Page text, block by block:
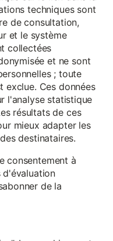
techniques sont
de consultation,
et le système
collectées
et ne sont
; toute
exclue. Ces données
l'analyse statistique
résultats de ces
mieux adapter les
destinataires.
consentement à
d'évaluation
de la